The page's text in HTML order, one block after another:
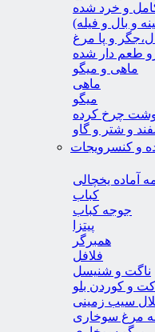
و خرد شده
و بال و فيله)
و پا مرغ
طعم دار شده
ماهی و میگو
ماهی
میگو
چرخ کرده
و شتر و گاو
و کنسرویجات
آماده یخچالی
کباب
جوجه کباب
پیتزا
همبرگر
فلافل
ناگت و شنیسل
و کوردن بلو
سیب زمینی
مرغ سوخاری